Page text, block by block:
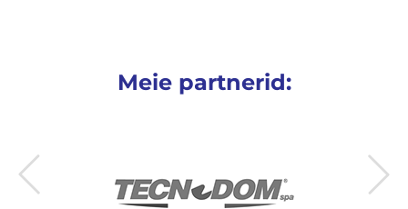
Meie partnerid: